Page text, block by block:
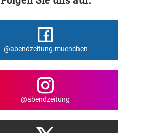
@abendzeitung.muenchen
@abendzeitung